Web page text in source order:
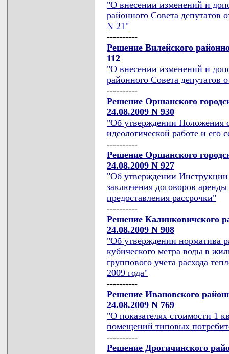
"О внесении изменений и
районного Совета депутатов
N 21"
----------
Решение Вилейского
112
"О внесении изменений и
районного Совета депутатов
----------
Решение Оршанского
24.08.2009 N 930
"Об утверждении Положения
идеологической работе и его
----------
Решение Оршанского
24.08.2009 N 927
"Об утверждении Инструкции
заключения договоров
предоставления рассрочки"
----------
Решение Калинковичского
24.08.2009 N 908
"Об утверждении норматива
кубического метра воды в
группового учета расхода
2009 года"
----------
Решение Ивановского
24.08.2009 N 769
"О показателях стоимости 1
помещений типовых
----------
Решение Дрогичинского